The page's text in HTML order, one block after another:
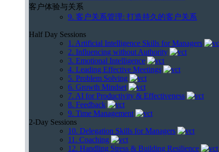
客户体验与关系
9. 客户关系管理: 打造持久的客户关系
Half Day Sessions
1. Artificial Intelligence Skills for Managers
2. Influencing without Authority
3. Emotional Intelligence
4. Leading Effective Meetings
5. Problem Solving
6. Growth Mindset
7. AI for Productivity & Effectiveness
8. Feedback
9. Time Management
2-Day Sessions
10. Delegation Skills for Managers
11. Coaching
12. Handling Stress & Building Resilience